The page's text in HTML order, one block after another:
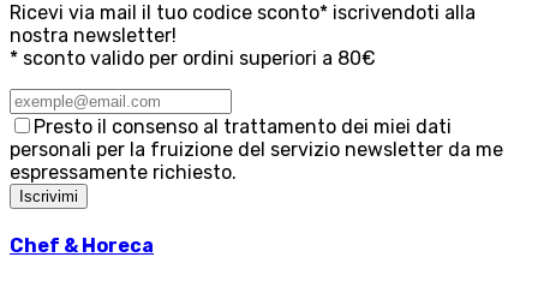
Ricevi via mail il tuo codice sconto* iscrivendoti alla
nostra newsletter!
* sconto valido per ordini superiori a 80€
Presto il consenso al trattamento dei miei dati
personali per la fruizione del servizio newsletter da me
espressamente richiesto.
Iscrivimi
Chef & Horeca